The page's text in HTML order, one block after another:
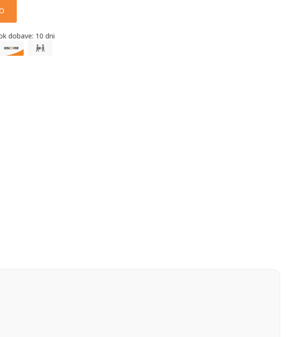
dobave: 10 dni